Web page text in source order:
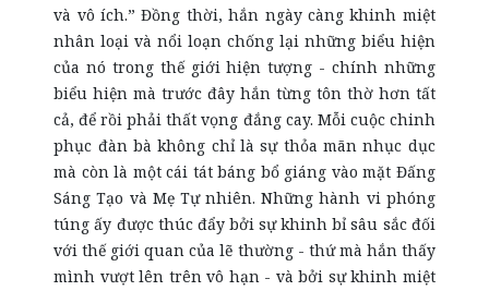
và vô ích.” Đồng thời, hắn ngày càng khinh miệt
nhân loại và nổi loạn chống lại những biểu hiện
của nó trong thế giới hiện tượng - chính những
biểu hiện mà trước đây hắn từng tôn thờ hơn tất
cả, để rồi phải thất vọng đắng cay. Mỗi cuộc chinh
phục đàn bà không chỉ là sự thỏa mãn nhục dục
mà còn là một cái tát báng bổ giáng vào mặt Đấng
Sáng Tạo và Mẹ Tự nhiên. Những hành vi phóng
túng ấy được thúc đẩy bởi sự khinh bỉ sâu sắc đối
với thế giới quan của lẽ thường - thứ mà hắn thấy
mình vượt lên trên vô hạn - và bởi sự khinh miệt